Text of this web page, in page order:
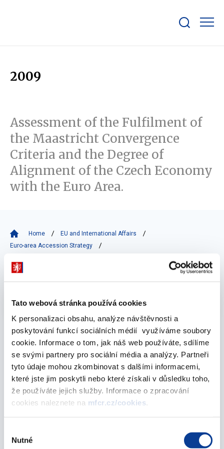
Tato webová stránka používá cookies
K personalizaci obsahu, analýze návštěvnosti a
poskytování funkcí sociálních médií využíváme soubory
cookie. Informace o tom, jak náš web používáte, sdílíme
se svými partnery pro sociální média a analýzy. Partneři
tyto údaje mohou zkombinovat s dalšími informacemi,
které jste jim poskytli nebo které získali v důsledku toho,
že používáte jejich služby. Informace o zpracování
cookies naleznete na mfcr.cz/cookies.
souhlasu
Nutné
bar
2009
Assessment of the Fulfilment of
the Maastricht Convergence
Criteria and the Degree of
Alignment of the Czech Economy
with the Euro Area.
Home
EU and International Affairs
Euro-area Accession Strategy
Vyberte
2009
December 2009
Assessment of the Fulfilment of the Maastricht
Convergence Criteria and the Degree of
Economic Alignment of the Czech Republic
21. December 2009